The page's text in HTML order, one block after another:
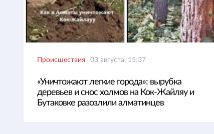
Происшествия 03 августа, 15:37
«Уничтожают легкие города»: вырубка
деревьев и снос холмов на Кок-Жайляу и
Бутаковке разозлили алматинцев